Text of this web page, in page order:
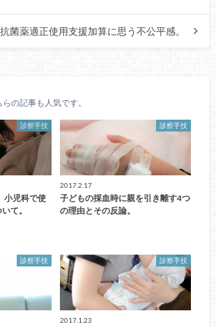
菌薬適正使用支援加算に思う不公平感。
らの記事も人気です。
診察手技
小児科で使
て。
診察手技
2017.2.17
子どもの採血時に親を引き離す4つ
の理由とその反論。
診察手技 診察手技
2017.1.23